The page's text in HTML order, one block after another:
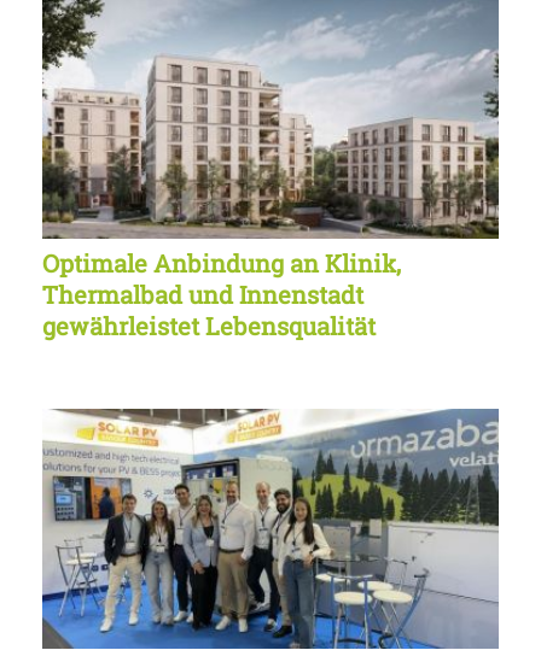
Optimale Anbindung an Klinik,
Thermalbad und Innenstadt
gewährleistet Lebensqualität